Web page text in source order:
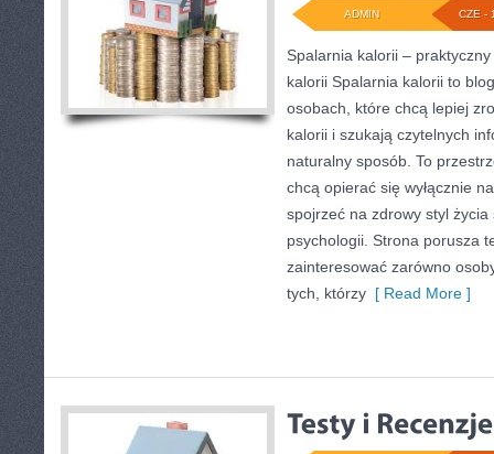
CZE -
ADMIN
Spalarnia kalorii –
kalorii Spalarnia kalorii to
osobach, które chcą lepiej
kalorii i szukają czytelnych
naturalny sposób. To
chcą opierać się wyłącznie
spojrzeć na zdrowy styl
psychologii. Strona porusza
zainteresować zarówno
tych, którzy [ Read More ]